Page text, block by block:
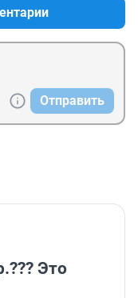
Отправить
Это